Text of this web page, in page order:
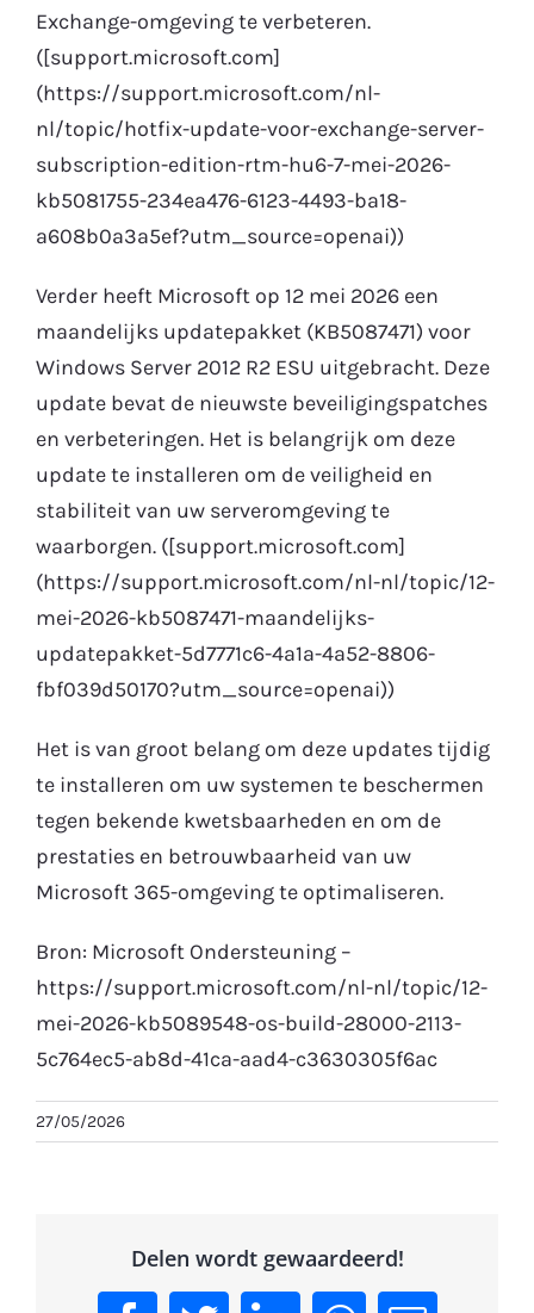
Exchange-omgeving te verbeteren.
([support.microsoft.com]
(https://support.microsoft.com/nl-
nl/topic/hotfix-update-voor-exchange-server-
subscription-edition-rtm-hu6-7-mei-2026-
kb5081755-234ea476-6123-4493-ba18-
a608b0a3a5ef?utm_source=openai))
Verder heeft Microsoft op 12 mei 2026 een
maandelijks updatepakket (KB5087471) voor
Windows Server 2012 R2 ESU uitgebracht. Deze
update bevat de nieuwste beveiligingspatches
en verbeteringen. Het is belangrijk om deze
update te installeren om de veiligheid en
stabiliteit van uw serveromgeving te
waarborgen. ([support.microsoft.com]
(https://support.microsoft.com/nl-nl/topic/12-
mei-2026-kb5087471-maandelijks-
updatepakket-5d7771c6-4a1a-4a52-8806-
fbf039d50170?utm_source=openai))
Het is van groot belang om deze updates tijdig
te installeren om uw systemen te beschermen
tegen bekende kwetsbaarheden en om de
prestaties en betrouwbaarheid van uw
Microsoft 365-omgeving te optimaliseren.
Bron: Microsoft Ondersteuning –
https://support.microsoft.com/nl-nl/topic/12-
mei-2026-kb5089548-os-build-28000-2113-
5c764ec5-ab8d-41ca-aad4-c3630305f6ac
27/05/2026
Delen wordt gewaardeerd!